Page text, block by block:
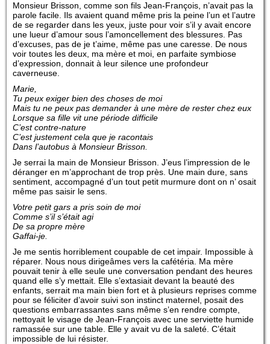
Monsieur Brisson, comme son fils Jean-François, n’avait pas la
parole facile. Ils avaient quand même pris la peine l’un et l’autre
de se regarder dans les yeux, juste pour voir s’il y avait encore
une lueur d’amour sous l’amoncellement des blessures. Pas
d’excuses, pas de je t’aime, même pas une caresse. De nous
voir toutes les deux, ma mère et moi, en parfaite symbiose
d’expression, donnait à leur silence une profondeur
caverneuse.
Marie,
Tu peux exiger bien des choses de moi
Mais tu ne peux pas demander à une mère de rester chez eux
Lorsque sa fille vit une période difficile
C’est contre-nature
C’est justement cela que je racontais
Dans l’autobus à Monsieur Brisson.
Je serrai la main de Monsieur Brisson. J’eus l’impression de le
déranger en m’approchant de trop près. Une main dure, sans
sentiment, accompagné d’un tout petit murmure dont on n’ osait
même pas saisir le sens.
Votre petit gars a pris soin de moi
Comme s’il s’était agi
De sa propre mère
Gaffai-je.
Je me sentis horriblement coupable de cet impair. Impossible à
réparer. Nous nous dirigeâmes vers la cafétéria. Ma mère
pouvait tenir à elle seule une conversation pendant des heures
quand elle s’y mettait. Elle s’extasiait devant la beauté des
enfants, serrait ma main bien fort et à plusieurs reprises comme
pour se féliciter d’avoir suivi son instinct maternel, posait des
questions embarrassantes sans même s’en rendre compte,
nettoyait le visage de Jean-François avec une serviette humide
ramassée sur une table. Elle y avait vu de la saleté. C’était
impossible de lui résister.